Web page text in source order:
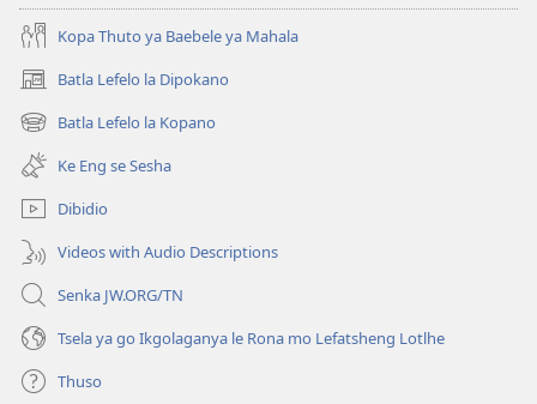
Kopa Thuto ya Baebele ya Mahala
Batla Lefelo la Dipokano
(e
bula
tsebe
nngwe)
Batla Lefelo la Kopano
(e
bula
tsebe
e
nngwe)
Ke Eng se Sesha
Dibidio
Videos with Audio Descriptions
Senka JW.ORG/TN
Tsela ya go Ikgolaganya le Rona mo Lefatsheng Lotlhe
Thuso